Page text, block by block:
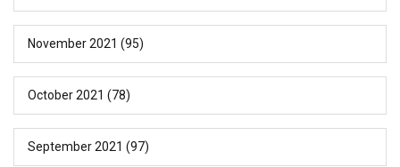
November 2021 (95)
October 2021 (78)
September 2021 (97)